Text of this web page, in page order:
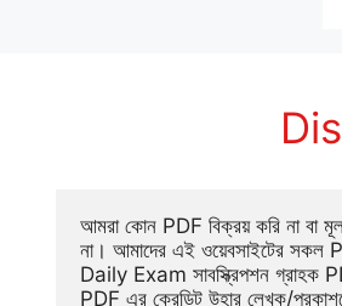
আমরা কোন PDF বিক্রয় করি না বা
না। আমাদের এই ওয়েবসাইটের সকল
Daily Exam সাবস্ক্রিপশন গ্রাহক
PDF এর ক্রেডিট উহার লেখক/